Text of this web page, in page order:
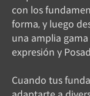
con los
forma, y ​​luego
una amplia
expresión y
Cuando tus